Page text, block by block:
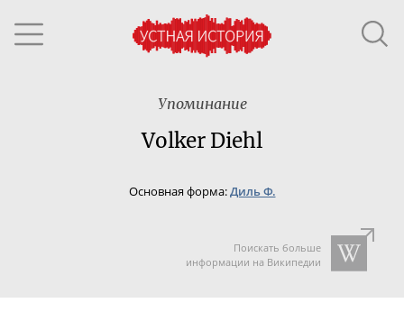
Упоминание
Volker Diehl
Основная форма:Диль Ф.
Поискать больше
информации на Википедии